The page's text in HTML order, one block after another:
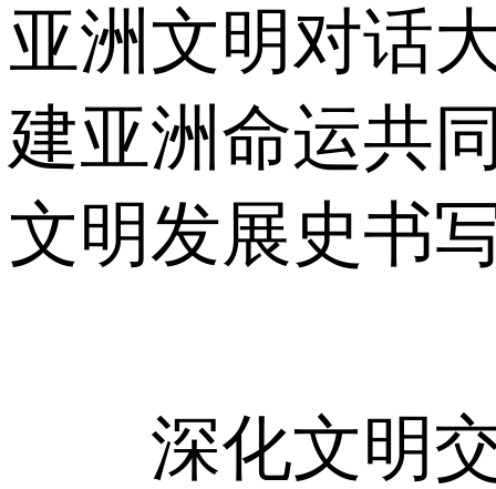
亚洲文明对话
建亚洲命运共
文明发展史书
深化文明交